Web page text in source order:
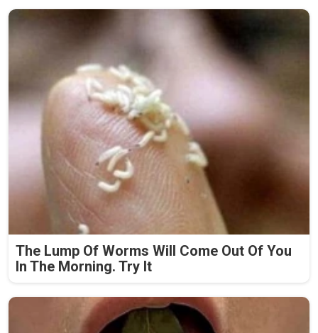
The Lump Of Worms Will Come Out Of You
In The Morning. Try It